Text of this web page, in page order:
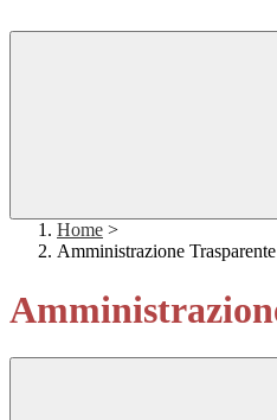
Home >
Amministrazione Trasparente